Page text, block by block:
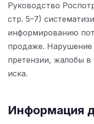
Руководство
стр. 5–7)
информированию
продаже.
претензии, жалобы в
иска.
Информация